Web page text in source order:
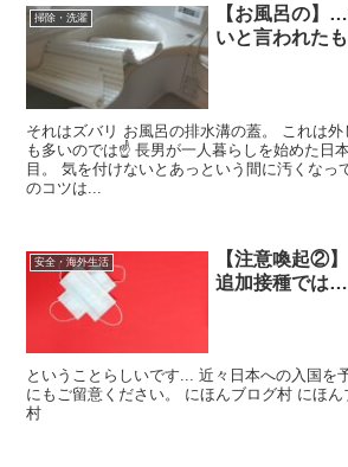
掃除・洗濯
【お風呂の】
いと言われた
それはズバリ お風呂の排水溝の蓋。 これは
も多いのでは☝️ 長男が一人暮らしを始めた日
目。 気を付けないとあっという間に汚くな
のコツは...
安全・海外生活
【注意喚起②
追加接種では…
ということらしいです... 近々日本への入国を
にもご留意ください。 にほんブログ村 にほ
村